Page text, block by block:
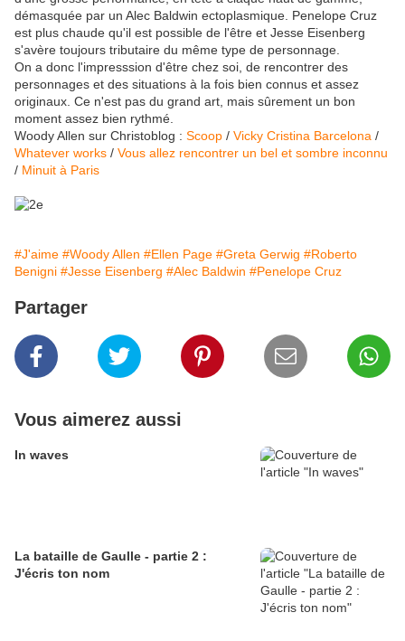
démasquée par un Alec Baldwin ectoplasmique. Penelope Cruz
est plus chaude qu'il est possible de l'être et Jesse Eisenberg
s'avère toujours tributaire du même type de personnage.
On a donc l'impresssion d'être chez soi, de rencontrer des
personnages et des situations à la fois bien connus et assez
originaux. Ce n'est pas du grand art, mais sûrement un bon
moment assez bien rythmé.
Woody Allen sur Christoblog : Scoop / Vicky Cristina Barcelona /
Whatever works / Vous allez rencontrer un bel et sombre inconnu
/ Minuit à Paris
#J'aime #Woody Allen #Ellen Page #Greta Gerwig #Roberto
Benigni #Jesse Eisenberg #Alec Baldwin #Penelope Cruz
Partager
Vous aimerez aussi
In waves
La bataille de Gaulle - partie 2 :
J'écris ton nom